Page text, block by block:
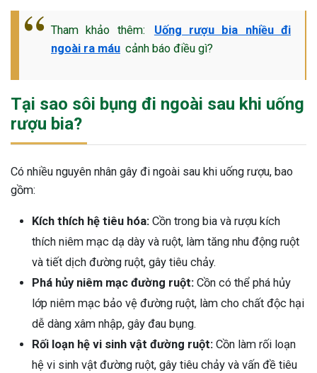
Thông Tin Cần Biết
sau sinh là tình trạng viêm da
của chị em trở nên khô...
Tham khảo thêm:
Uống rượu bia nhiều đi
ngoài ra máu cảnh báo điều gì?
Tại sao sôi bụng đi ngoài sau khi uống
rượu bia?
Có nhiều nguyên nhân gây đi ngoài sau khi uống rượu, bao
gồm:
Kích thích hệ tiêu hóa: Cồn trong bia và rượu kích
thích niêm mạc dạ dày và ruột, làm tăng nhu động ruột
và tiết dịch đường ruột, gây tiêu chảy.
Phá hủy niêm mạc đường ruột: Cồn có thể phá hủy
lớp niêm mạc bảo vệ đường ruột, làm cho chất độc hại
dễ dàng xâm nhập, gây đau bụng.
Rối loạn hệ vi sinh vật đường ruột: Cồn làm rối loạn
hệ vi sinh vật đường ruột, gây tiêu chảy và vấn đề tiêu